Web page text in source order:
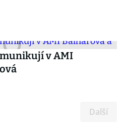
v AMI
Další